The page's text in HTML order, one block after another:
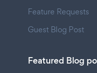
Feature Requests
Guest Blog Post
Featured Blog